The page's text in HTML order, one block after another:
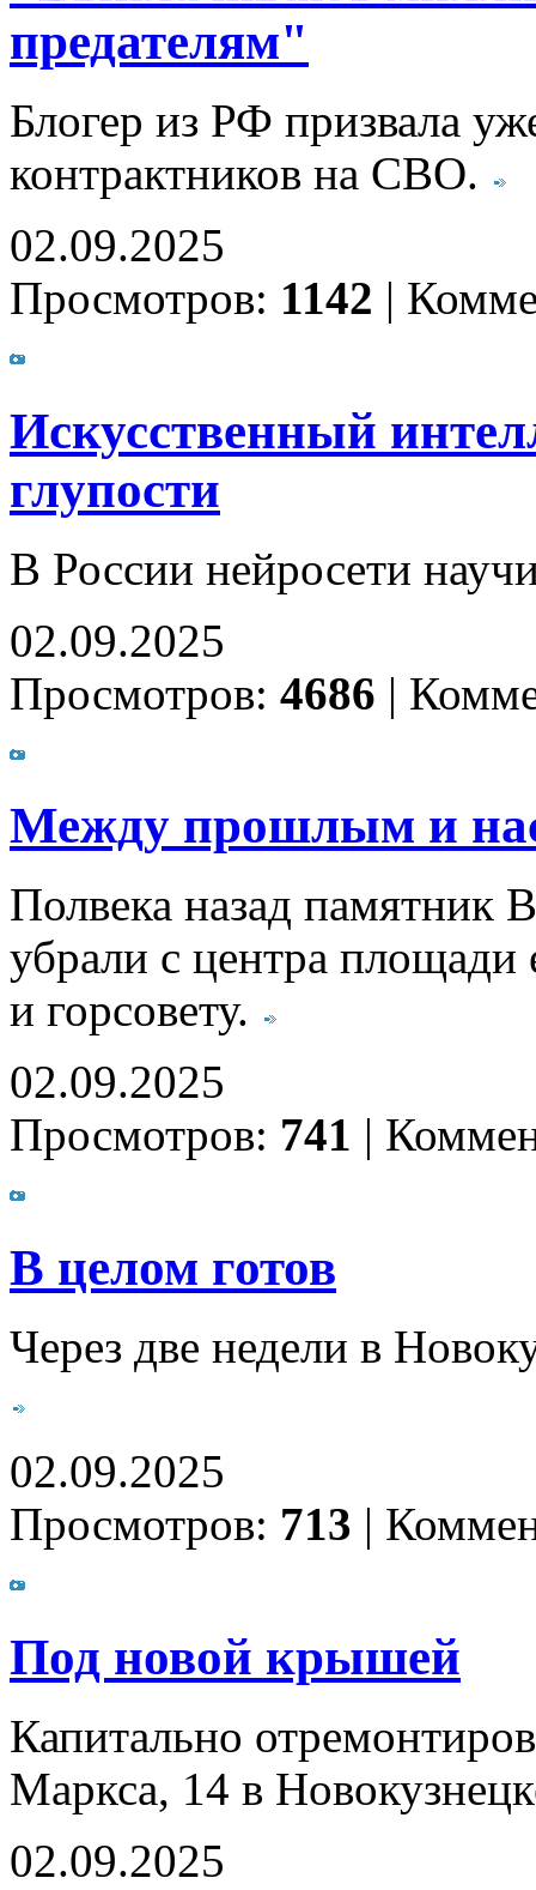
предателям"
Блогер из РФ призвала
контрактников на СВО.
02.09.2025
Просмотров: 1142 |
Искусственный
глупости
В России нейросети
02.09.2025
Просмотров: 4686 |
Между прошлым и
Полвека назад памятник
убрали с центра
и горсовету.
02.09.2025
Просмотров: 741 |
В целом готов
Через две недели в
02.09.2025
Просмотров: 713 |
Под новой крышей
Капитально
Маркса, 14 в
02.09.2025